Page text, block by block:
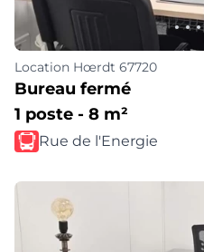
Location Hœrdt 67720
Bureau fermé
1 poste - 8 m²
Rue de l'Energie